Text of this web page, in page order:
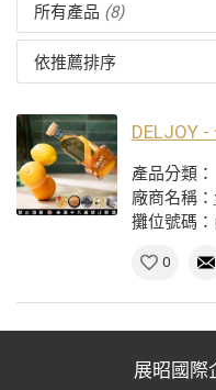
所有產品 (8)
依推薦排序
DELJOY
產品分類：
廠商名稱：
攤位號碼
0
展昭國際